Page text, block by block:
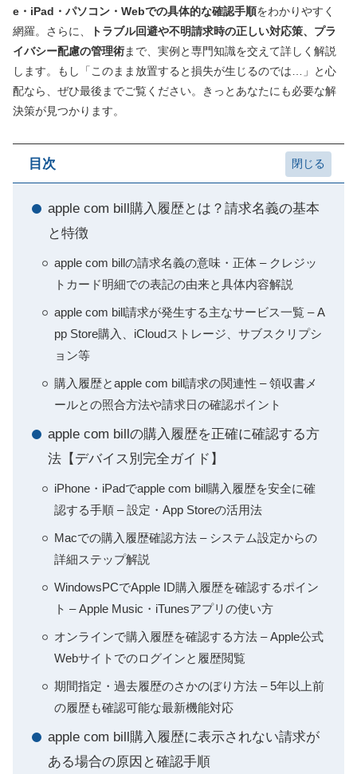
e・iPad・パソコン・Webでの具体的な確認手順をわかりやすく
網羅。さらに、
トラブル回避や不明請求時の正しい対応策、プラ
イバシー配慮の管理術まで、実例と専門知識を交えて詳しく解説
します。もし「このまま放置すると損失が生じるのでは…」と心
配なら、ぜひ最後までご覧ください。きっとあなたにも必要な解
決策が見つかります。
目次
apple com bill購入履歴とは？請求名義の基本
と特徴
apple com billの請求名義の意味・正体 – クレジッ
トカード明細での表記の由来と具体内容解説
apple com bill請求が発生する主なサービス一覧 – A
pp Store購入、iCloudストレージ、サブスクリプシ
ョン等
購入履歴とapple com bill請求の関連性 – 領収書メ
ールとの照合方法や請求日の確認ポイント
apple com billの購入履歴を正確に確認する方
法【デバイス別完全ガイド】
iPhone・iPadでapple com bill購入履歴を安全に確
認する手順 – 設定・App Storeの活用法
Macでの購入履歴確認方法 – システム設定からの
詳細ステップ解説
WindowsPCでApple ID購入履歴を確認するポイン
ト – Apple Music・iTunesアプリの使い方
オンラインで購入履歴を確認する方法 – Apple公式
Webサイトでのログインと履歴閲覧
期間指定・過去履歴のさかのぼり方法 – 5年以上前
の履歴も確認可能な最新機能対応
apple com bill購入履歴に表示されない請求が
ある場合の原因と確認手順